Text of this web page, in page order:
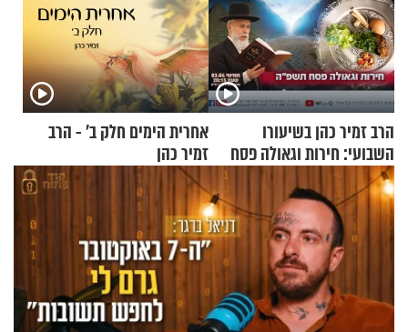
הרב זמיר כהן בשיעורו
השבועי: חירות וגאולה פסח
תשפ"ה
אחרית הימים חלק ב’ - הרב
זמיר כהן